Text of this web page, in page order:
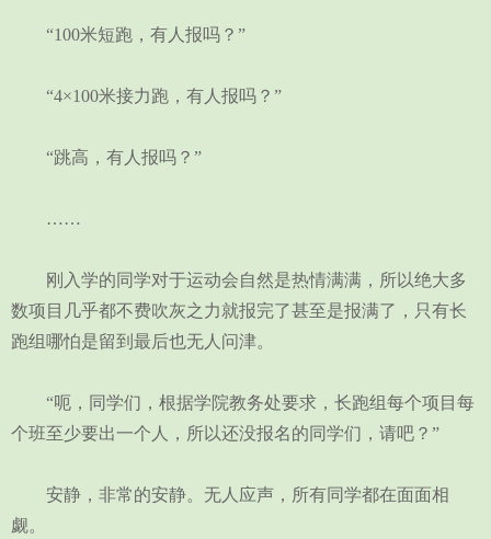
“100米短跑，有人报吗？”
“4×100米接力跑，有人报吗？”
“跳高，有人报吗？”
……
刚入学的同学对于运动会自然是热情满满，所以绝大多
数项目几乎都不费吹灰之力就报完了甚至是报满了，只有长
跑组哪怕是留到最后也无人问津。
“呃，同学们，根据学院教务处要求，长跑组每个项目每
个班至少要出一个人，所以还没报名的同学们，请吧？”
安静，非常的安静。无人应声，所有同学都在面面相
觑。